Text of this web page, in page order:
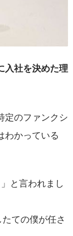
入社を決めた理
定のファンクシ
わかっている
と言われまし
ての僕が任さ